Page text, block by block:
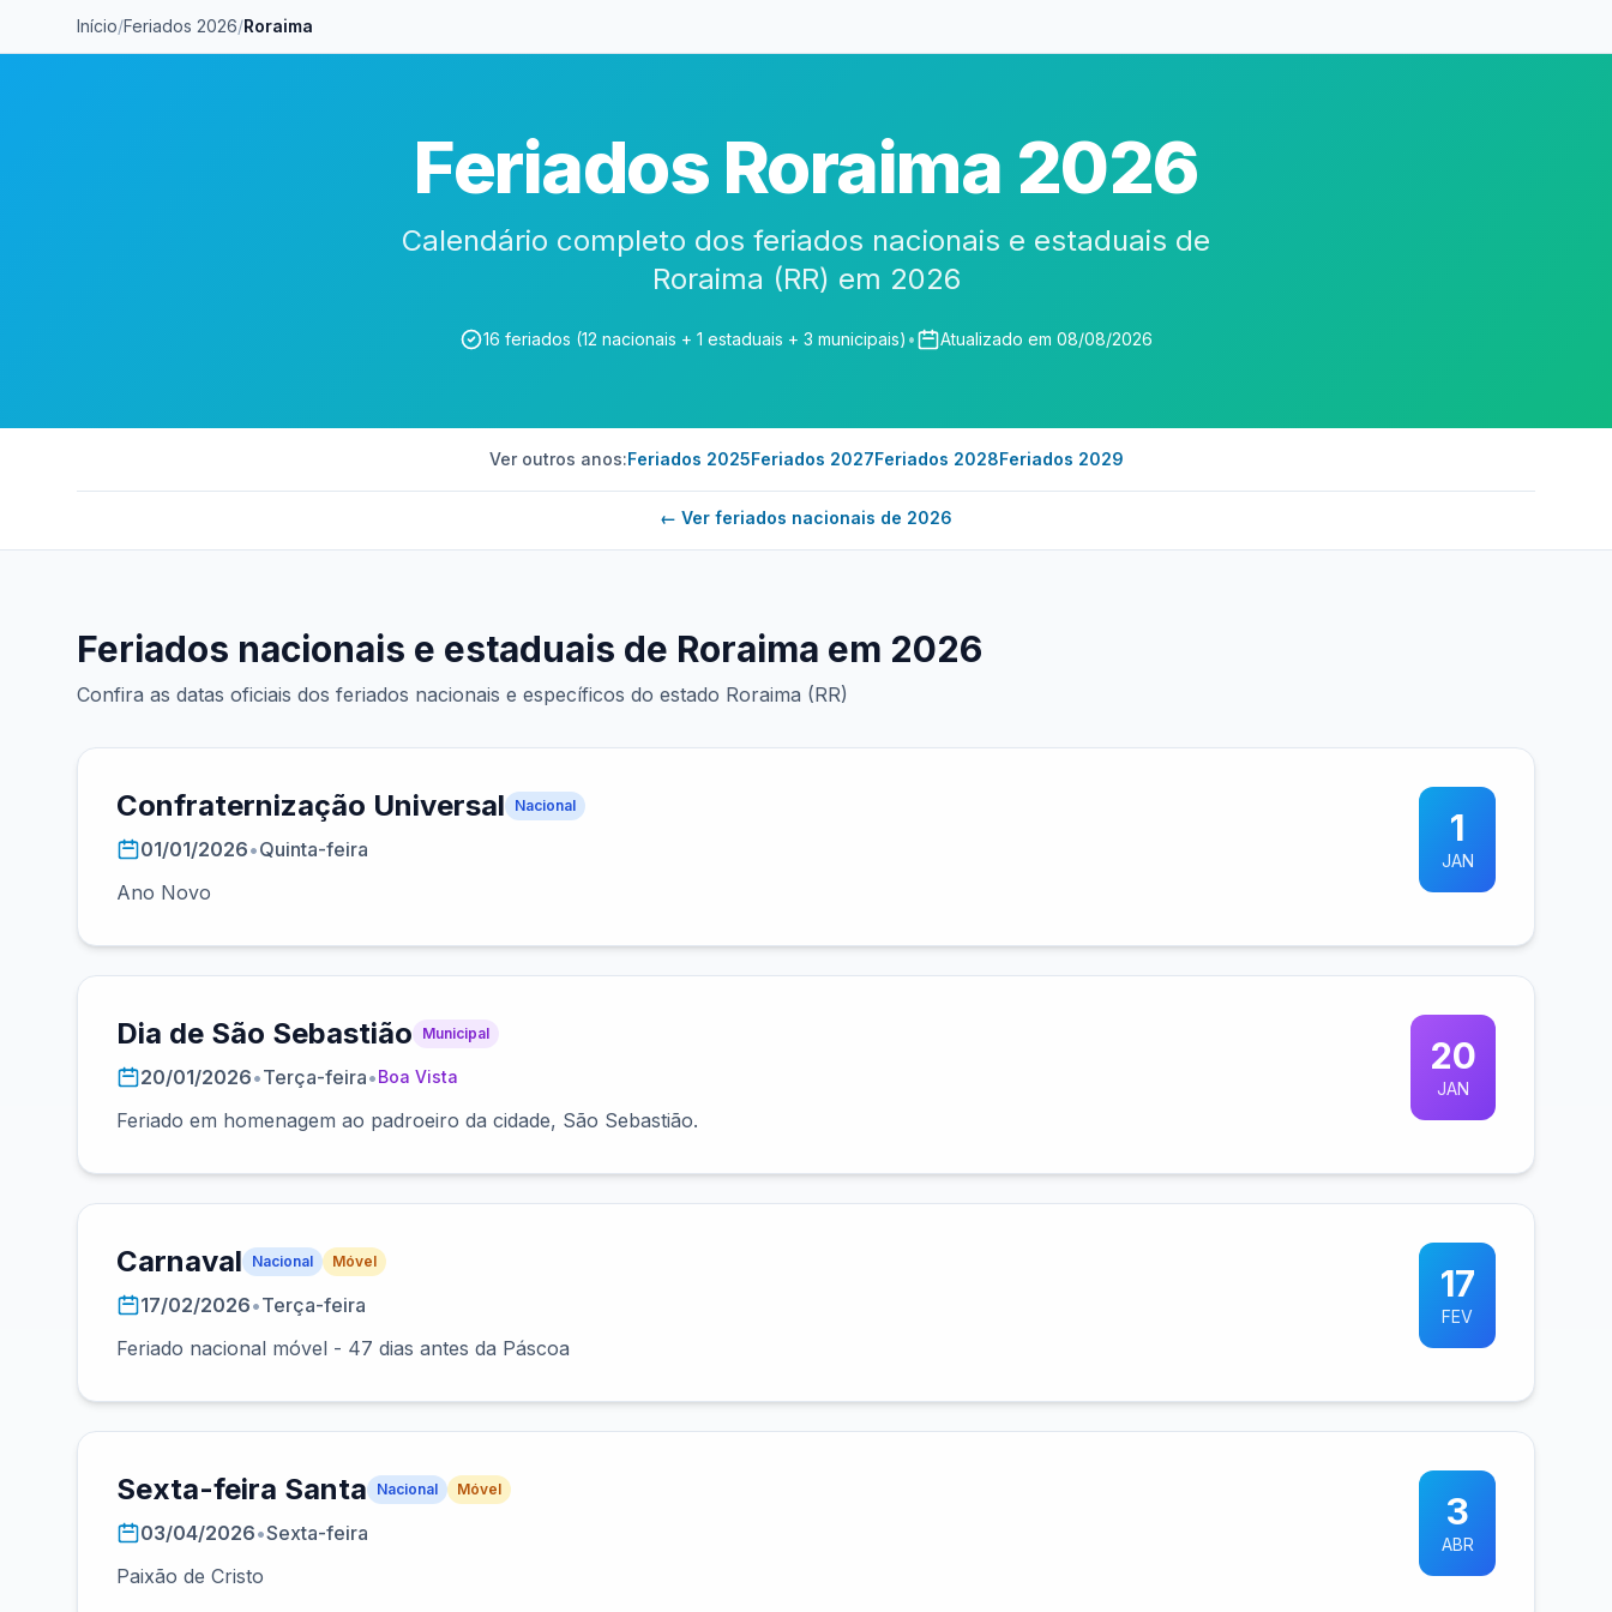
Início/Feriados 2026/Roraima
Feriados Roraima 2026
Calendário completo dos feriados nacionais e estaduais de
Roraima (RR) em 2026
16 feriados (12 nacionais + 1 estaduais + 3 municipais) • Atualizado em 08/08/2026
Ver outros anos:Feriados 2025Feriados 2027Feriados 2028Feriados 2029
← Ver feriados nacionais de 2026
Feriados nacionais e estaduais de Roraima em 2026
Confira as datas oficiais dos feriados nacionais e específicos do estado Roraima (RR)
Confraternização Universal Nacional
01/01/2026•Quinta-feira
Ano Novo
1
JAN
Dia de São Sebastião Municipal
20/01/2026•Terça-feira•Boa Vista
Feriado em homenagem ao padroeiro da cidade, São Sebastião.
20
JAN
Carnaval Nacional Móvel
17/02/2026•Terça-feira
Feriado nacional móvel - 47 dias antes da Páscoa
17
FEV
Sexta-feira Santa Nacional Móvel
03/04/2026•Sexta-feira
Paixão de Cristo
3
ABR